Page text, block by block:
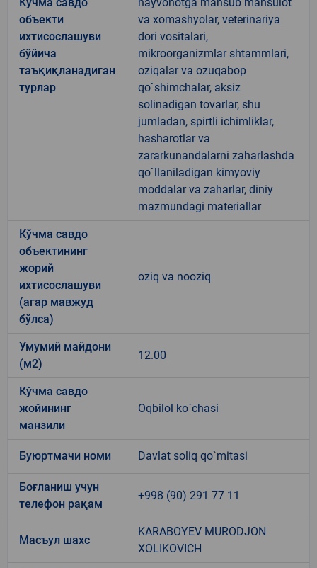
объекти
ихтисослашуви
бўйича
таъқиқланадиган
турлар
va xomashyolar, veterinariya
dori vositalari,
mikroorganizmlar shtammlari,
oziqalar va ozuqabop
qo`shimchalar, aksiz
solinadigan tovarlar, shu
jumladan, spirtli ichimliklar,
hasharotlar va
zararkunandalarni zaharlashda
qo`llaniladigan kimyoviy
moddalar va zaharlar, diniy
mazmundagi materiallar
Кўчма савдо
объектининг
жорий
ихтисослашуви
(агар мавжуд
бўлса)
oziq va nooziq
Умумий майдони
(м2)
12.00
Кўчма савдо
жойининг
манзили
Oqbilol ko`chasi
Буюртмачи номи Davlat soliq qo`mitasi
Боғланиш учун
телефон рақам
+998 (90) 291 77 11
Масъул шахс
KARABOYEV MURODJON
XOLIKOVICH